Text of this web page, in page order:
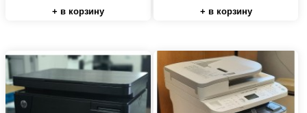
+ в корзину + в корзину